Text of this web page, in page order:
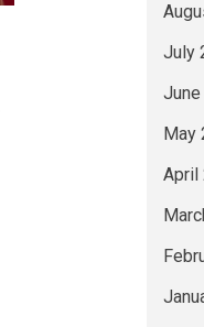
July
May
April